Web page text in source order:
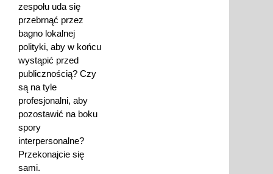
zespołu uda się
przebrnąć przez
bagno lokalnej
polityki, aby w końcu
wystąpić przed
publicznością? Czy
są na tyle
profesjonalni, aby
pozostawić na boku
spory
interpersonalne?
Przekonajcie się
sami.